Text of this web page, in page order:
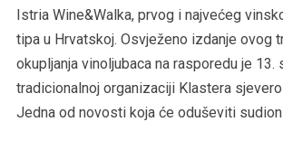
Istria Wine&Walka, prvog i najvećeg
tipa u Hrvatskoj. Osvježeno izdanje ovog
okupljanja vinoljubaca na rasporedu je 13.
tradicionalnoj organizaciji Klastera
Jedna od novosti koja će oduševiti